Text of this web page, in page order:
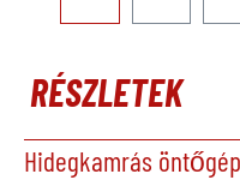
RÉSZLETEK
Hidegkamrás